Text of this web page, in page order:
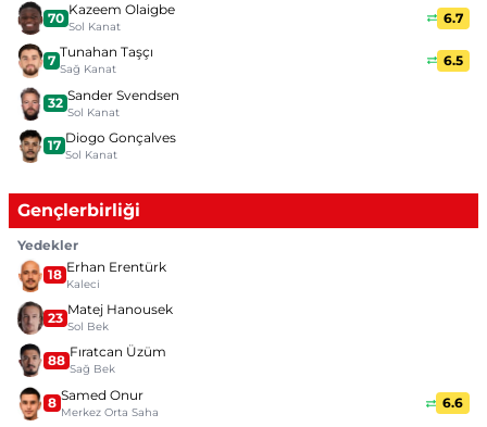
70 Kazeem Olaigbe
Sol Kanat
6.7
7 Tunahan Taşçı
Sağ Kanat
6.5
32 Sander Svendsen
Sol Kanat
17 Diogo Gonçalves
Sol Kanat
Gençlerbirliği
Yedekler
18 Erhan Erentürk
Kaleci
23 Matej Hanousek
Sol Bek
88 Fıratcan Üzüm
Sağ Bek
8 Samed Onur
Merkez Orta Saha
6.6